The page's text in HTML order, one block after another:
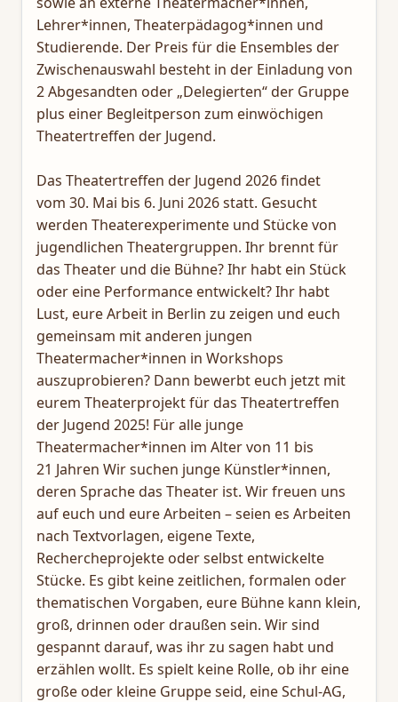
Lehrer*innen, Theaterpädagog*innen und
Studierende. Der Preis für die Ensembles der
Zwischenauswahl besteht in der Einladung von
2 Abgesandten oder „Delegierten“ der Gruppe
plus einer Begleitperson zum einwöchigen
Theatertreffen der Jugend.
Das Theatertreffen der Jugend 2026 findet
vom 30. Mai bis 6. Juni 2026 statt. Gesucht
werden Theaterexperimente und Stücke von
jugendlichen Theatergruppen. Ihr brennt für
das Theater und die Bühne? Ihr habt ein Stück
oder eine Performance entwickelt? Ihr habt
Lust, eure Arbeit in Berlin zu zeigen und euch
gemeinsam mit anderen jungen
Theatermacher*innen in Workshops
auszuprobieren? Dann bewerbt euch jetzt mit
eurem Theaterprojekt für das Theatertreffen
der Jugend 2025! Für alle junge
Theatermacher*innen im Alter von 11 bis
21 Jahren Wir suchen junge Künstler*innen,
deren Sprache das Theater ist. Wir freuen uns
auf euch und eure Arbeiten – seien es Arbeiten
nach Textvorlagen, eigene Texte,
Rechercheprojekte oder selbst entwickelte
Stücke. Es gibt keine zeitlichen, formalen oder
thematischen Vorgaben, eure Bühne kann klein,
groß, drinnen oder draußen sein. Wir sind
gespannt darauf, was ihr zu sagen habt und
erzählen wollt. Es spielt keine Rolle, ob ihr eine
große oder kleine Gruppe seid, eine Schul-AG,